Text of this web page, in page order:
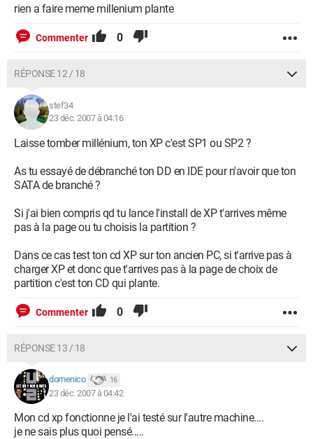
rien a faire meme millenium plante
Commenter 0
RÉPONSE 12 / 18
stef34
23 déc. 2007 à 04:16
Laisse tomber millénium, ton XP c'est SP1 ou SP2 ?
As tu essayé de débranché ton DD en IDE pour n'avoir que ton
SATA de branché ?
Si j'ai bien compris qd tu lance l'install de XP t'arrives même
pas à la page ou tu choisis la partition ?
Dans ce cas test ton cd XP sur ton ancien PC, si t'arrive pas à
charger XP et donc que t'arrives pas à la page de choix de
partition c'est ton CD qui plante.
Commenter 0
RÉPONSE 13 / 18
domenico 16
23 déc. 2007 à 04:42
Mon cd xp fonctionne je l'ai testé sur l'autre machine....
je ne sais plus quoi pensé.....